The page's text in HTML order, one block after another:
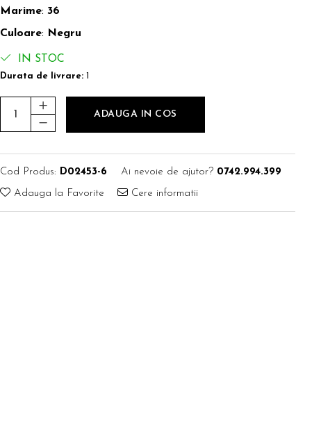
Marime: 36
Culoare: Negru
IN STOC
Durata de livrare: 1
ADAUGA IN COS
Cod Produs: D02453-6 Ai nevoie de ajutor? 0742.994.399
Adauga la Favorite Cere informatii